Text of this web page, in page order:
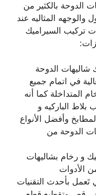
الدوحة بالكثير من
والوجهه المثاليه عند
تركيب السيراميك
شاليهات الدوحة
في اتمام جميع
المتداخلة كما أنه
الباركيه و
وأفضل الأنواع
الدوحة من
و رخام بشاليهات
الأدوات
تَعمل بأحدث التقنيات